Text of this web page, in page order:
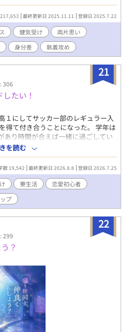
自分は、ローレンの子孫を残すた
オメガに過ぎない。 「好きになって
は、僕の夢でしかなくて、現実に
抹の期待が拭えない、哀れなセ
れてもいいように、準備はしてあ
を成さない夫婦に、新しいオメガ
その日から、ローレンとセリの間に
え叶わなくても、ずっと傍にい
せるだけで、よかった。 よかっ
されない愛しい人の名前を心の中
は一人で眠る。 ◇◇◇ 片思いのすれ
設定。 二人が幸せに愛を伝えあえ
リ （１８） 南方育ち・黒髪・は
ーレン（２４） 北方育ち・銀髪・碧
０話で完結となります。 お付き
！ ♡やエール、ご感想のおかげで
おまけエピソードをちょっぴり書
びりお付き合いいただけたら、嬉し
バースでお会いできる日を願って
最終更新日 2025.11.11 登録日 2025.7.22
健気受け
両片思い
身分差 執着攻め
21
306
たい！
１にしてサッカー部のレギュラー入
得て付き合うことになった。 学年は
あり時間が合えば一緒に過ごしてい
ェイスで何を考えているのか分から
静だが、サッカーをしている時の表
やしぐさのギャップにドキドキする
から先輩らしくリードしなきゃなと
ースに持っていかれてしまう。
？」 次のステップに進むべく、予
は自分ではないかと思い始める
うが、やっぱりリードしたい。 「先
２人は、不器用ながら仲を深めてい
るが、静×優牙である。 .
を読む
数 19,542 最終更新日 2026.8.8 登録日 2026.7.25
寮生活
恋愛初心者
プ
22
299
？